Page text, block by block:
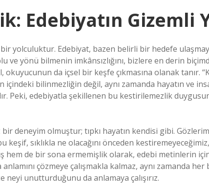
Edebiyatın Gizemli
yolculuktur. Edebiyat, bazen belirli bir hedefe
ve yönü bilmenin imkânsızlığını, bizlere en derin
okuyucunun da içsel bir keşfe çıkmasına olanak tanır.
içindeki bilinmezliğin değil, aynı zamanda hayatın ve
Peki, edebiyatla şekillenen bu kestirilemezlik
deneyim olmuştur; tıpkı hayatın kendisi gibi.
keşif, sıklıkla ne olacağını önceden
hem de bir sona ermemişlik olarak, edebi metinlerin
çözmeye çalışmakla kalmaz, aynı zamanda
unutturduğunu da anlamaya çalışırız.